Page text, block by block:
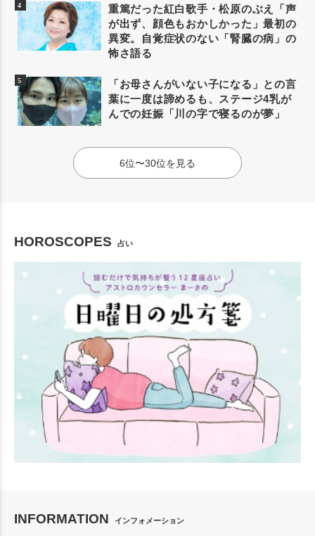
重篤だった紅白歌手・松原のぶえ「声
が出ず、顔色もおかしかった」最初の
異変。自覚症状のない「腎臓の病」の
怖さ語る
「お母さんがいない子になる」との言
葉に一度は諦めるも、ステージ4乳が
んでの妊娠「川の字で寝るのが夢」
6位〜30位を見る
HOROSCOPES 占い
INFORMATION インフォメーション